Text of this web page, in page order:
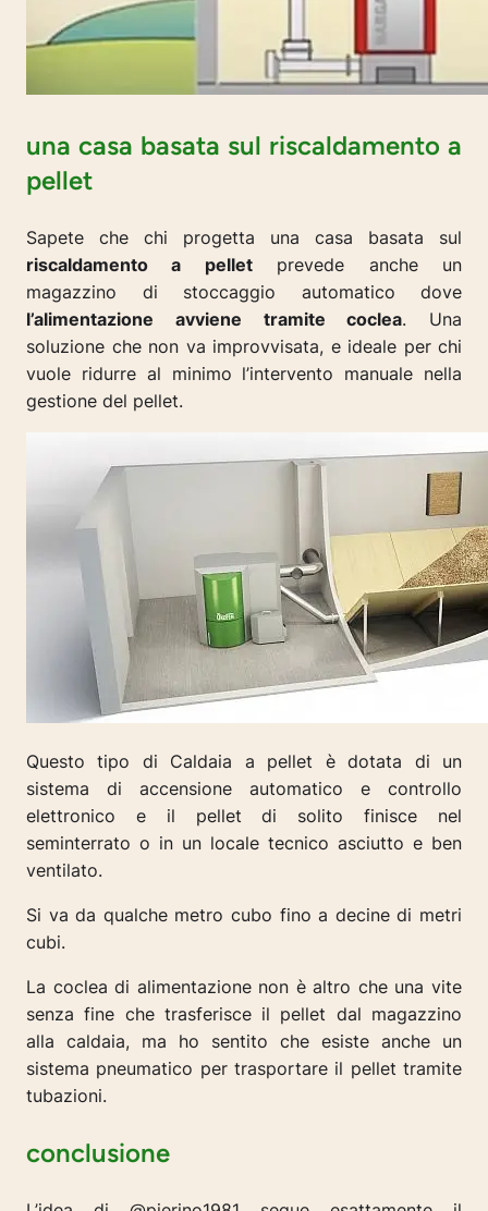
una casa basata sul riscaldamento a
pellet
Sapete che chi progetta una casa basata sul
riscaldamento a pelletprevede anche un
magazzino di stoccaggio automatico dove
l’alimentazione avviene tramite coclea. Una
soluzione che non va improvvisata, e ideale per chi
vuole ridurre al minimo l’intervento manuale nella
gestione del pellet.
Questo tipo di Caldaia a pellet è dotata di un
sistema di accensione automatico e controllo
elettronico e il pellet di solito finisce nel
seminterrato o in un locale tecnico asciutto e ben
ventilato.
Si va da qualche metro cubo fino a decine di metri
cubi.
La coclea di alimentazione non è altro che una vite
senza fine che trasferisce il pellet dal magazzino
alla caldaia, ma ho sentito che esiste anche un
sistema pneumatico per trasportare il pellet tramite
tubazioni.
conclusione